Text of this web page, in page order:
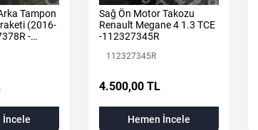
Tampon
(2016-
-
İncele
Sağ Ön Motor Takozu
Renault Megane 4 1.3 TCE
-112327345R
112327345R
4.500,00 TL
Hemen İncele